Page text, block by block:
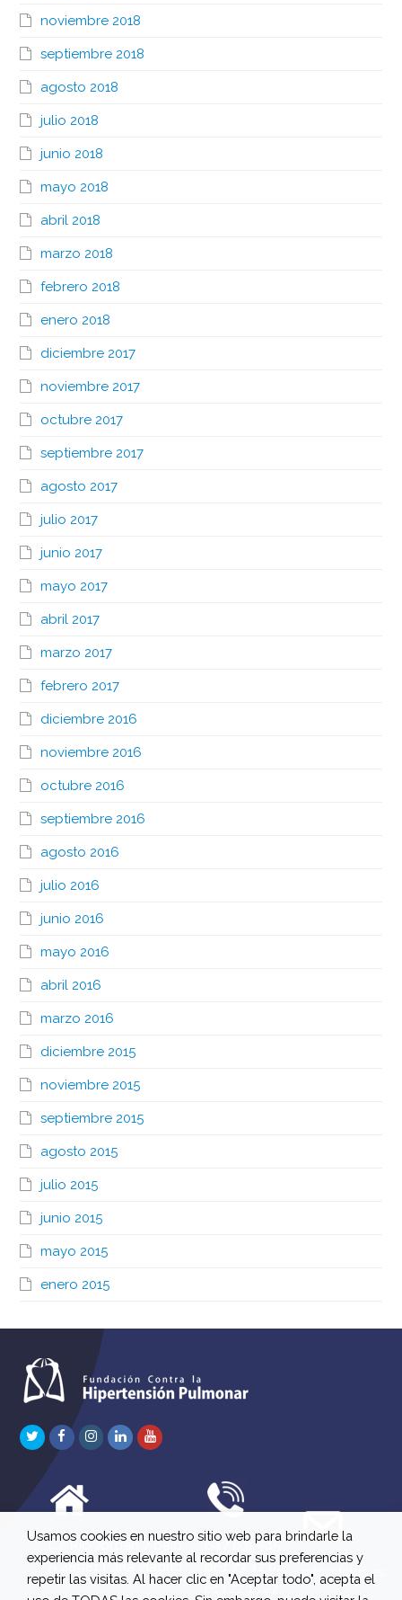
noviembre 2018
septiembre 2018
agosto 2018
julio 2018
junio 2018
mayo 2018
abril 2018
marzo 2018
febrero 2018
enero 2018
diciembre 2017
noviembre 2017
octubre 2017
septiembre 2017
agosto 2017
julio 2017
junio 2017
mayo 2017
abril 2017
marzo 2017
febrero 2017
diciembre 2016
noviembre 2016
octubre 2016
septiembre 2016
agosto 2016
julio 2016
junio 2016
mayo 2016
abril 2016
marzo 2016
diciembre 2015
noviembre 2015
septiembre 2015
agosto 2015
julio 2015
junio 2015
mayo 2015
enero 2015
TwitterFacebook
Instagram
LinkedInYoutube
C/ Río Jordán 7 bajo
A 28981 Parla Madrid
647 630 515
661 73 42 04
613 22 15 27
info@fchp.es
Usamos cookies en nuestro sitio web para brindarle la
experiencia más relevante al recordar sus preferencias y
repetir las visitas. Al hacer clic en "Aceptar todo", acepta el